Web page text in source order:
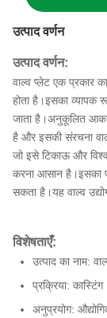
उत्पाद वर्णन
उत्पाद वर्णन:
वाल्व प्लेट एक प्रकार
होता है।इसका व्यापक
जाता है।अनुकूलित
है और इसकी संरचना
जो इसे टिकाऊ और
करना आसान है।इसका
सकता है।यह वाल्व
विशेषताएँ:
उत्पाद का नाम:
प्रक्रिया: कास्टिंग
अनुप्रयोग: